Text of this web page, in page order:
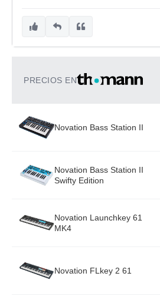
PRECIOS EN
Novation Bass Station II
Novation Bass Station II
Swifty Edition
Novation Launchkey 61
MK4
Novation FLkey 2 61